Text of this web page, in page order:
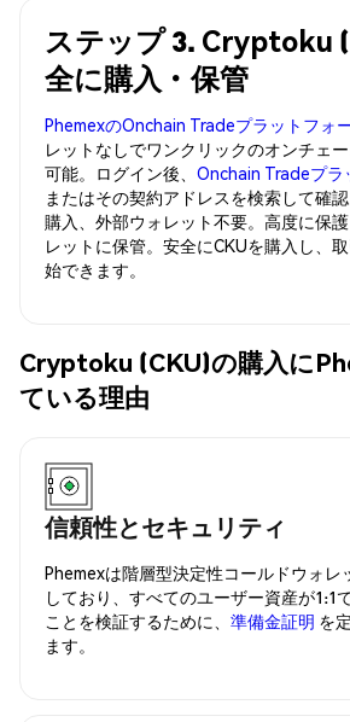
ステップ 3. Cryptoku
全に購入・保管
PhemexのOnchain Tradeプラットフォ
レットなしでワンクリックのオンチェ
可能。ログイン後、 Onchain Tradeプラ
またはその契約アドレスを検索して確
購入、外部ウォレット不要。高度に保
レットに保管。安全にCKUを購入し、
始できます。
Cryptoku (CKU)の購入に
ている理由
信頼性とセキュリティ
Phemexは階層型決定性コールドウォレ
しており、すべてのユーザー資産が1:1
ことを検証するために、 準備金証明 を
ます。